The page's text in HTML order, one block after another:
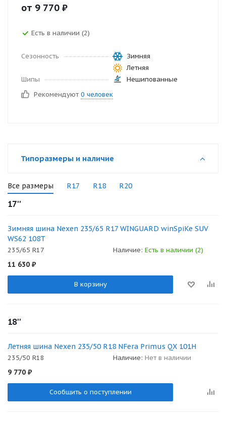
от 9 770 ₽
Есть в наличии (2)
Сезонность
Зимняя
Летняя
Шипы
Нешипованные
Рекомендуют 0 человек
Типоразмеры и наличие
Все размеры R17 R18 R20
17''
Зимняя шина Nexen 235/65 R17 WINGUARD winSpiKe SUV
WS62 108T
235/65 R17 Наличие: Есть в наличии (2)
11 630 ₽
В корзину
18''
Летняя шина Nexen 235/50 R18 NFera Primus QX 101H
235/50 R18 Наличие: Нет в наличии
9 770 ₽
Сообщить о поступлении